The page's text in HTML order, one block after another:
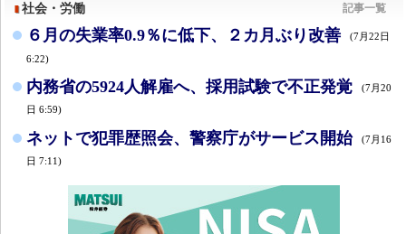
社会・労働 記事一覧
６月の失業率0.9％に低下、２カ月ぶり改善 (7月22日
6:22)
内務省の5924人解雇へ、採用試験で不正発覚
(7月20
日 6:59)
ネットで犯罪歴照会、警察庁がサービス開始
(7月16
日 7:11)